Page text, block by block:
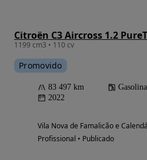
Citroën C3 Aircross 1.2
1199 cm3 • 110 cv
Promovido
83 497 km Gasolina
2022
Vila Nova de Famalicão e
Profissional • Publicado